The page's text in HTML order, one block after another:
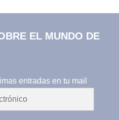
EL MUNDO DE
entradas en tu mail